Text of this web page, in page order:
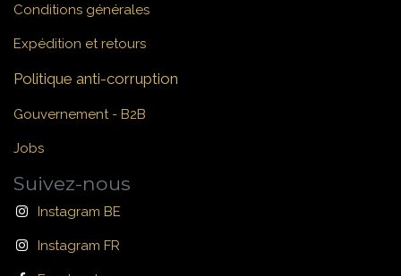
Conditions générales
Expédition et retours
Politique anti-corruption
Gouvernement - B2B
Jobs
Suivez-nous
Instagram BE
Instagram FR